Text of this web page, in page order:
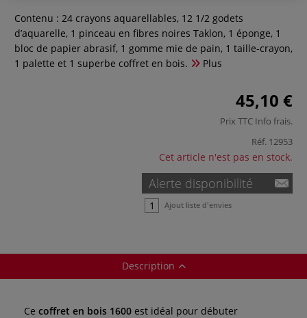
Contenu : 24 crayons aquarellables, 12 1/2 godets
d’aquarelle, 1 pinceau en fibres noires Taklon, 1 éponge, 1
bloc de papier abrasif, 1 gomme mie de pain, 1 taille-crayon,
1 palette et 1 superbe coffret en bois.
Plus
45,10 €
Prix TTC Info frais.
Réf. 12953
Cet article n'est pas en stock.
Alerte disponibilité
Ajout liste d'envies
Description
Ce coffret en bois 1600 est idéal pour débuter